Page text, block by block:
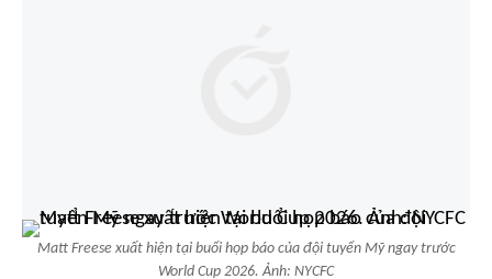
Matt Freese xuất hiện tại buổi họp báo của đội tuyển Mỹ ngay trước
World Cup 2026. Ảnh: NYCFC